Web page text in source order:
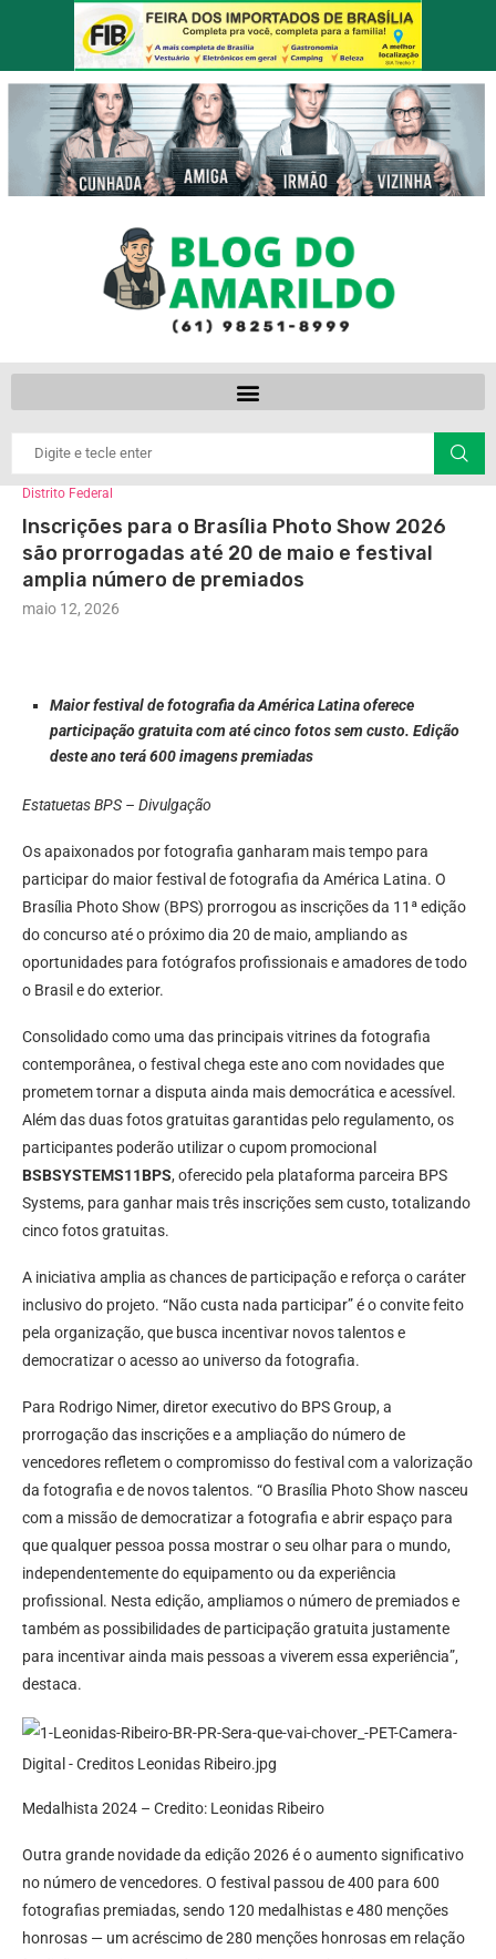
Distrito Federal
Inscrições para o Brasília Photo Show 2026
são prorrogadas até 20 de maio e festival
amplia número de premiados
maio 12, 2026
Maior festival de fotografia da América Latina oferece
participação gratuita com até cinco fotos sem custo. Edição
deste ano terá 600 imagens premiadas
Estatuetas BPS – Divulgação
Os apaixonados por fotografia ganharam mais tempo para
participar do maior festival de fotografia da América Latina. O
Brasília Photo Show (BPS) prorrogou as inscrições da 11ª edição
do concurso até o próximo dia 20 de maio, ampliando as
oportunidades para fotógrafos profissionais e amadores de todo
o Brasil e do exterior.
Consolidado como uma das principais vitrines da fotografia
contemporânea, o festival chega este ano com novidades que
prometem tornar a disputa ainda mais democrática e acessível.
Além das duas fotos gratuitas garantidas pelo regulamento, os
participantes poderão utilizar o cupom promocional
BSBSYSTEMS11BPS, oferecido pela plataforma parceira BPS
Systems, para ganhar mais três inscrições sem custo, totalizando
cinco fotos gratuitas.
A iniciativa amplia as chances de participação e reforça o caráter
inclusivo do projeto. “Não custa nada participar” é o convite feito
pela organização, que busca incentivar novos talentos e
democratizar o acesso ao universo da fotografia.
Para Rodrigo Nimer, diretor executivo do BPS Group, a
prorrogação das inscrições e a ampliação do número de
vencedores refletem o compromisso do festival com a valorização
da fotografia e de novos talentos. “O Brasília Photo Show nasceu
com a missão de democratizar a fotografia e abrir espaço para
que qualquer pessoa possa mostrar o seu olhar para o mundo,
independentemente do equipamento ou da experiência
profissional. Nesta edição, ampliamos o número de premiados e
também as possibilidades de participação gratuita justamente
para incentivar ainda mais pessoas a viverem essa experiência”,
destaca.
Medalhista 2024 – Credito: Leonidas Ribeiro
Outra grande novidade da edição 2026 é o aumento significativo
no número de vencedores. O festival passou de 400 para 600
fotografias premiadas, sendo 120 medalhistas e 480 menções
honrosas — um acréscimo de 280 menções honrosas em relação